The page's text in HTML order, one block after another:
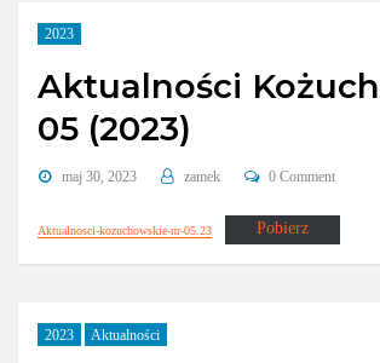
2023
Aktualności
05 (2023)
maj 30, 2023 zamek 0 Comment
Aktualnosci-kozuchowskie-nr-05.23 Pobierz
2023 Aktualności